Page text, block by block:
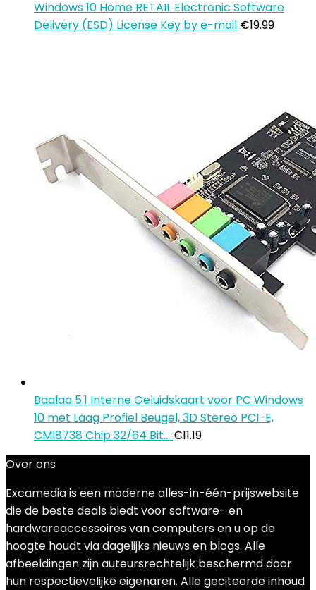
Windows 10 Home RETAIL Electronic Software
Delivery (ESD) License Key by e-mail €19.99
Baalaa 5.1 Interne Geluidskaart voor PC Windows
10 met Laag Profiel Beugel, 3D Stereo PCI-E,
CMI8738 Chip 32/64 Bit… €11.19
Over ons
Excamedia is een moderne alles-in-één-prijswebsite
die de beste deals biedt voor software- en
hardwareaccessoires van computers en u op de
hoogte houdt via dagelijks nieuws en blogs. Alle
afbeeldingen zijn auteursrechtelijk beschermd door
hun respectievelijke eigenaren. Alle geciteerde inhoud